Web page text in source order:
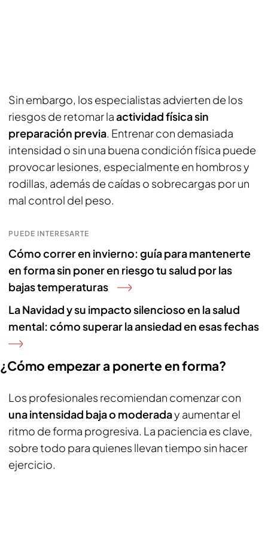
Sin embargo, los especialistas advierten de los
riesgos de retomar laactividad física sin
preparación previa. Entrenar con demasiada
intensidad o sin una buena condición física puede
provocar lesiones, especialmente en hombros y
rodillas, además de caídas o sobrecargas por un
mal control del peso.
PUEDE INTERESARTE
Cómo correr en invierno: guía para mantenerte
en forma sin poner en riesgo tu salud por las
bajas temperaturas
La Navidad y su impacto silencioso en la salud
mental: cómo superar la ansiedad en esas fechas
¿Cómo empezar a ponerte en forma?
Los profesionales recomiendan comenzar con
una intensidad baja o moderaday aumentar el
ritmo de forma progresiva. La paciencia es clave,
sobre todo para quienes llevan tiempo sin hacer
ejercicio.